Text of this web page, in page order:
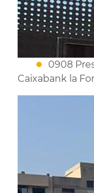
0908
Caixabank la